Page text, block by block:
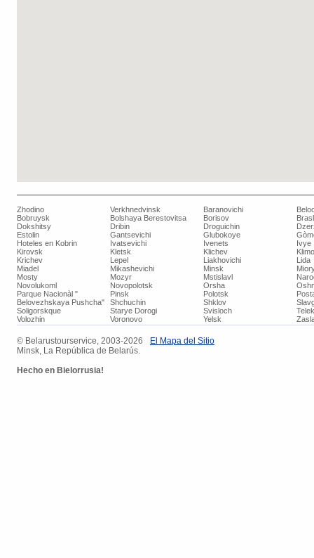
Zhodino Verkhnedvinsk Baranovichi
Bobruysk
Bolshaya Berestovitsa Borisov
Dokshitsy
Dribin Droguichin
Estolin
Gantsevichi Glubokoye
Hoteles en Kobrin
Ivatsevichi Ivenets
Ivye
Kirovsk
Kletsk Klichev
Krichev
Lepel Liakhovichi
Lida
Miadel
Mikashevichi Minsk
Mosty
Mozyr Mstislavl
Novolukoml
Novopolotsk Orsha
Parque Nacionàl "
Belovezhskaya Pushcha"
Pinsk Polotsk
Shchuchin
Shklov
Soligorskque
Starye Dorogi Svisloch
Volozhin
Voronovo Yelsk
© ​Belarustourservice, 2003-2026
Minsk, La República de Belarús.
Hecho en Bielorrusia!
​El Mapa del Sitio